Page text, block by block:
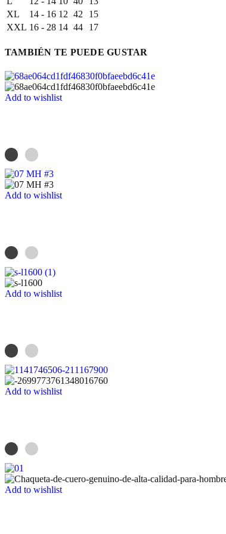
XL
14 - 16 12 42
15
XXL 16 - 28 14 44 17
TAMBIÉN TE PUEDE GUSTAR
Add to wishlist
Add to wishlist
Add to wishlist
Add to wishlist
Add to wishlist